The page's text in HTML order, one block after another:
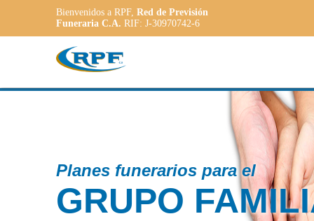
Bienvenidos a RPF, Red de Previsión
Funeraria C.A. RIF: J-30970742-6
Contamos